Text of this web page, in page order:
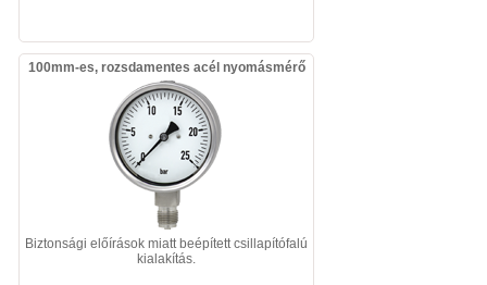
100mm-es, rozsdamentes acél nyomásmérő
Biztonsági előírások miatt beépített csillapítófalú
kialakítás.